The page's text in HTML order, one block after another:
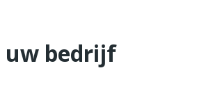
uw bedrijf